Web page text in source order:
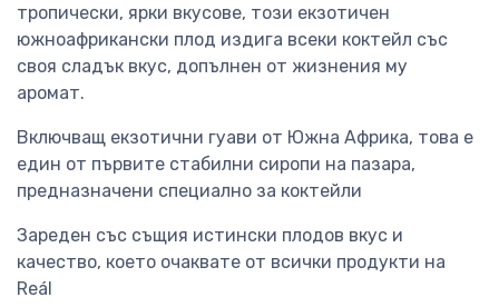
тропически, ярки вкусове, този екзотичен
южноафрикански плод издига всеки коктейл със
своя сладък вкус, допълнен от жизнения му
аромат.
Включващ екзотични гуави от Южна Африка, това е
един от първите стабилни сиропи на пазара,
предназначени специално за коктейли
Зареден със същия истински плодов вкус и
качество, което очаквате от всички продукти на
Reál